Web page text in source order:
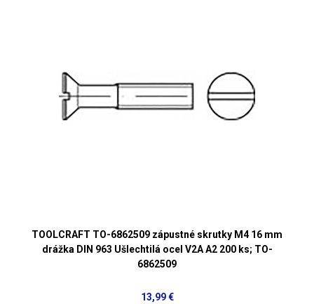
TOOLCRAFT TO-6862509 zápustné skrutky M4 16 mm
drážka DIN 963 Ušlechtilá ocel V2A A2 200 ks; TO-
6862509
13,99 €